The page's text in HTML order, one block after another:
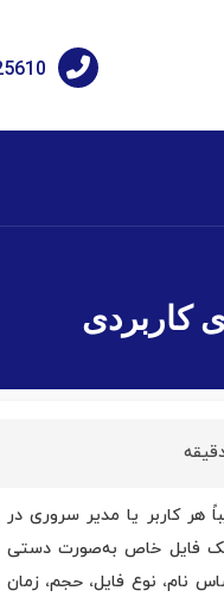
هر کاربر یا مدیر سروری در
یک فایل خاص به‌صورت دستی
نام، نوع فایل، حجم، زمان